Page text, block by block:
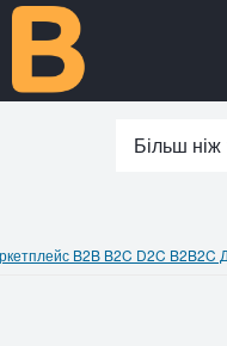
Більш
B2B B2C D2C B2B2C